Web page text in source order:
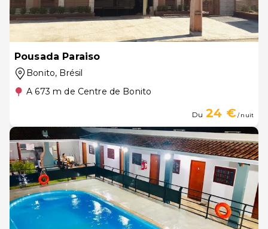
Pousada Paraiso
Bonito, Brésil
A 673 m de Centre de Bonito
Du 24 €/ nuit